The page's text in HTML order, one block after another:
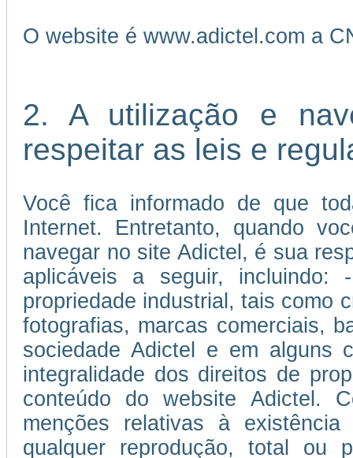
O website é www.adictel.com a
2. A utilização e
respeitar as leis e
Você fica informado de que
Internet. Entretanto, quando
navegar no site Adictel, é sua
aplicáveis a seguir,
propriedade industrial, tais como
fotografias, marcas comerciais,
sociedade Adictel e em alguns
integralidade dos direitos de
conteúdo do website Adictel.
menções relativas à
qualquer reprodução, total ou